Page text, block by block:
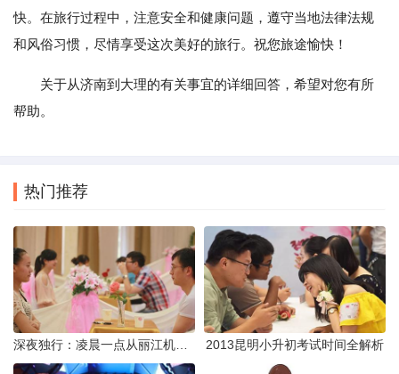
快。在旅行过程中，注意安全和健康问题，遵守当地法律法规
和风俗习惯，尽情享受这次美好的旅行。祝您旅途愉快！
关于从济南到大理的有关事宜的详细回答，希望对您有所
帮助。
热门推荐
2013昆明小升初考试时间全解析